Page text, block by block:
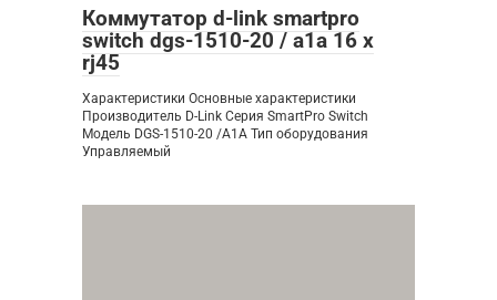
Коммутатор d-link smartpro
switch dgs-1510-20 / a1a 16 x
rj45
Характеристики Основные характеристики
Производитель D-Link Серия SmartPro Switch
Модель DGS-1510-20 /A1A Тип оборудования
Управляемый